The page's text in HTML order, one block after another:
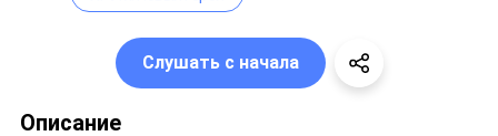
Описание
Слушать с начала